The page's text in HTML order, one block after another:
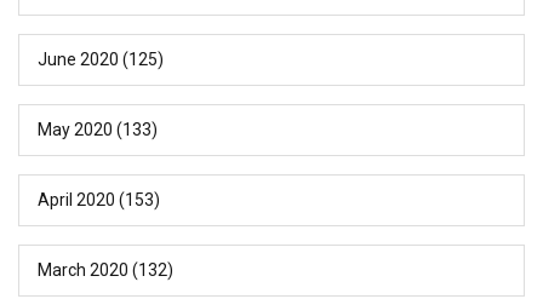
June 2020 (125)
May 2020 (133)
April 2020 (153)
March 2020 (132)